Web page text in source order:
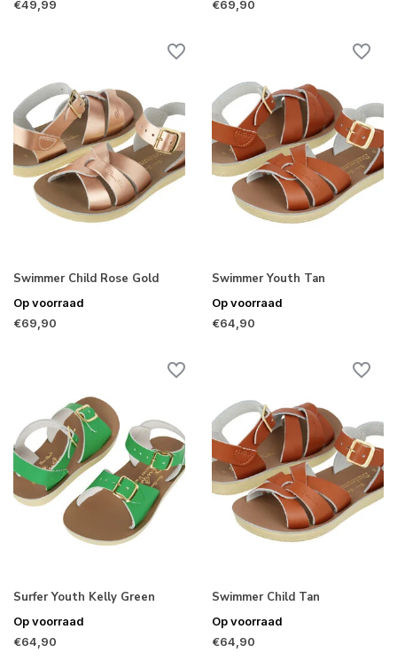
€49,99 €69,90
Swimmer Child Rose Gold
Op voorraad
€69,90
Swimmer Youth Tan
Op voorraad
€64,90
Surfer Youth Kelly Green
Op voorraad
€64,90
Swimmer Child Tan
Op voorraad
€64,90